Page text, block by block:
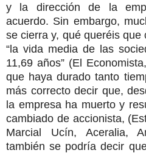
y la dirección de la
acuerdo. Sin embargo,
se cierra y, qué queréis
“la vida media de las
11,69 años” (El
que haya durado tanto
más correcto decir que,
la empresa ha muerto y
cambiado de accionista,
Marcial Ucín, Aceralia,
también se podría decir